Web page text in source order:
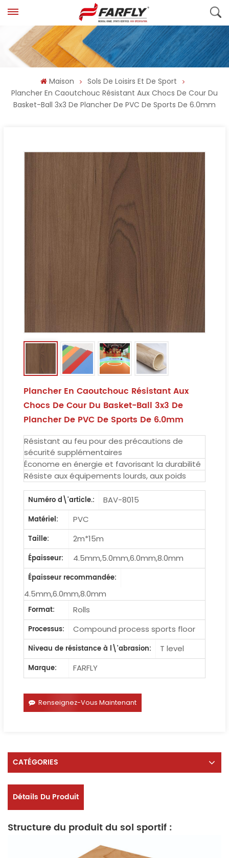
Maison
Sols De Loisirs Et De Sport
Plancher En Caoutchouc Résistant Aux Chocs De Cour Du
Basket-Ball 3x3 De Plancher De PVC De Sports De 6.0mm
Plancher En Caoutchouc Résistant Aux
Chocs De Cour Du Basket-Ball 3x3 De
Plancher De PVC De Sports De 6.0mm
Résistant au feu pour des précautions de
sécurité supplémentaires
Économe en énergie et favorisant la durabilité
Résiste aux équipements lourds, aux poids
Numéro d\'article.:
BAV-8015
Matériel:
PVC
Taille:
2m*15m
Épaisseur:
4.5mm,5.0mm,6.0mm,8.0mm
Épaisseur recommandée:
4.5mm,6.0mm,8.0mm
Format:
Rolls
Processus:
Compound process sports floor
Niveau de résistance à l\'abrasion:
T level
Marque:
FARFLY
Renseignez-Vous Maintenant
CATÉGORIES
Détails Du Produit
Structure du produit du sol sportif :